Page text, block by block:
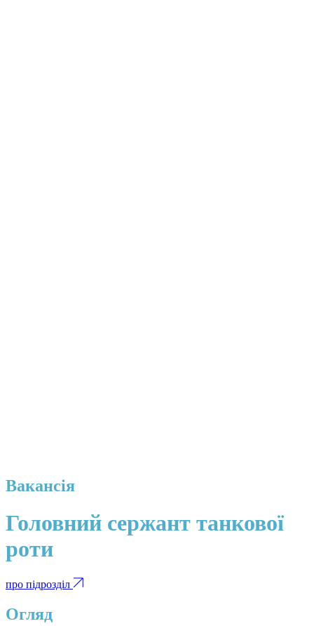
Вакансія
Головний сержант танкової
роти
про підрозділ
Огляд